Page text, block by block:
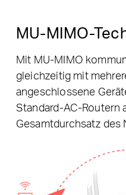
MU-MIMO-
Mit MU-MIMO
gleichzeitig mit
angeschlossene
Standard-AC-Routern
Gesamtdurchsatz des